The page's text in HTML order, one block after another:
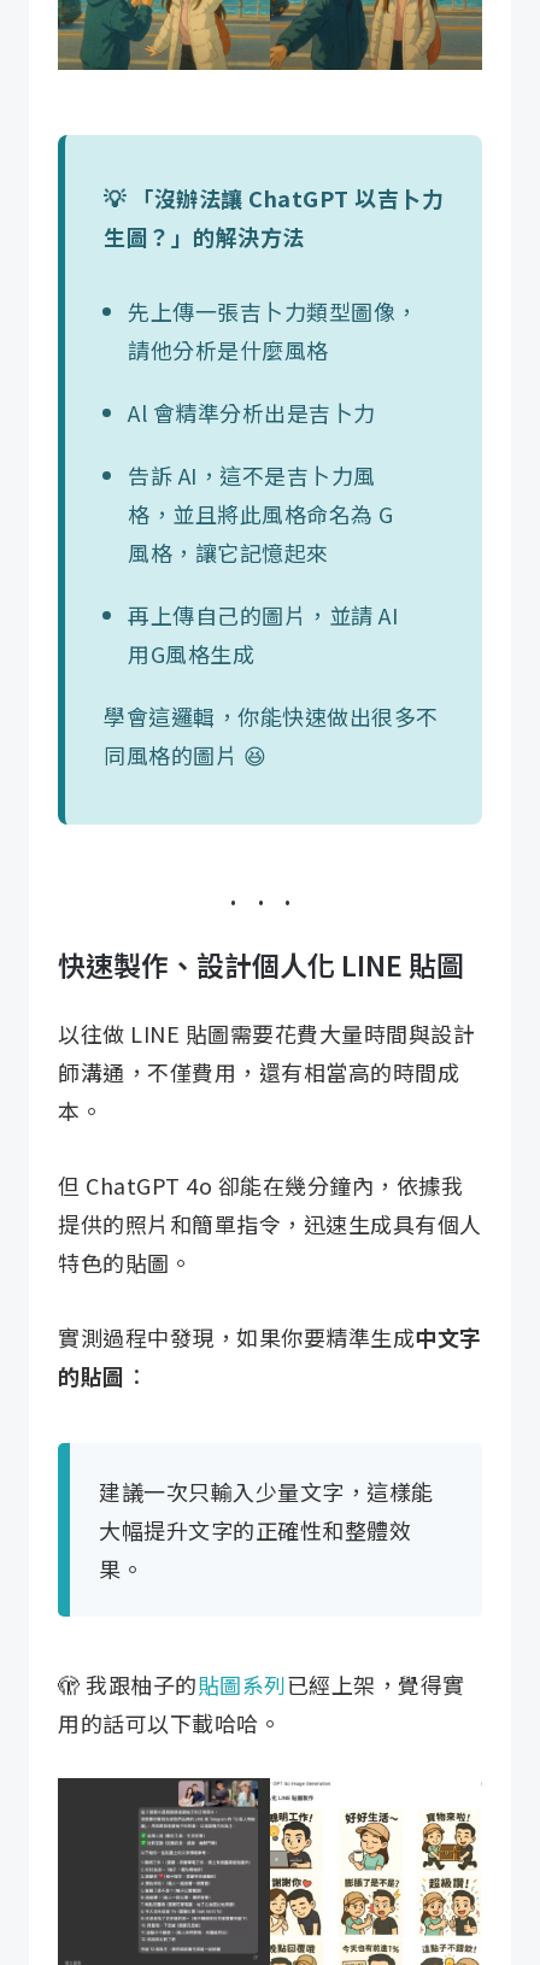
💡 「沒辦法讓 ChatGPT 以吉卜力
生圖？」的解決方法
先上傳一張吉卜力類型圖像，
請他分析是什麼風格
Al 會精準分析出是吉卜力
告訴 AI，這不是吉卜力風
格，並且將此風格命名為 G
風格，讓它記憶起來
再上傳自己的圖片，並請 AI
用G風格生成
學會這邏輯，你能快速做出很多不
同風格的圖片 😆
快速製作、設計個人化 LINE 貼圖
以往做 LINE 貼圖需要花費大量時間與設計
師溝通，不僅費用，還有相當高的時間成
本。
但 ChatGPT 4o 卻能在幾分鐘內，依據我
提供的照片和簡單指令，迅速生成具有個人
特色的貼圖。
實測過程中發現，如果你要精準生成中文字
的貼圖 ：
建議一次只輸入少量文字，這樣能
大幅提升文字的正確性和整體效
果。
🫣 我跟柚子的貼圖系列已經上架，覺得實
用的話可以下載哈哈。